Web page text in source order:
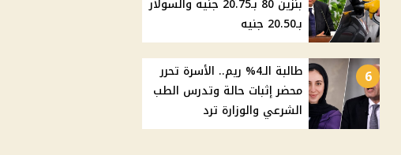
بنزين 80 بـ20.75 جنيه والسولار
بـ20.50 جنيه
6
طالبة الـ4% ريم.. الأسرة تحرر
محضر إثبات حالة وتدرس الطب
الشرعي والوزارة ترد